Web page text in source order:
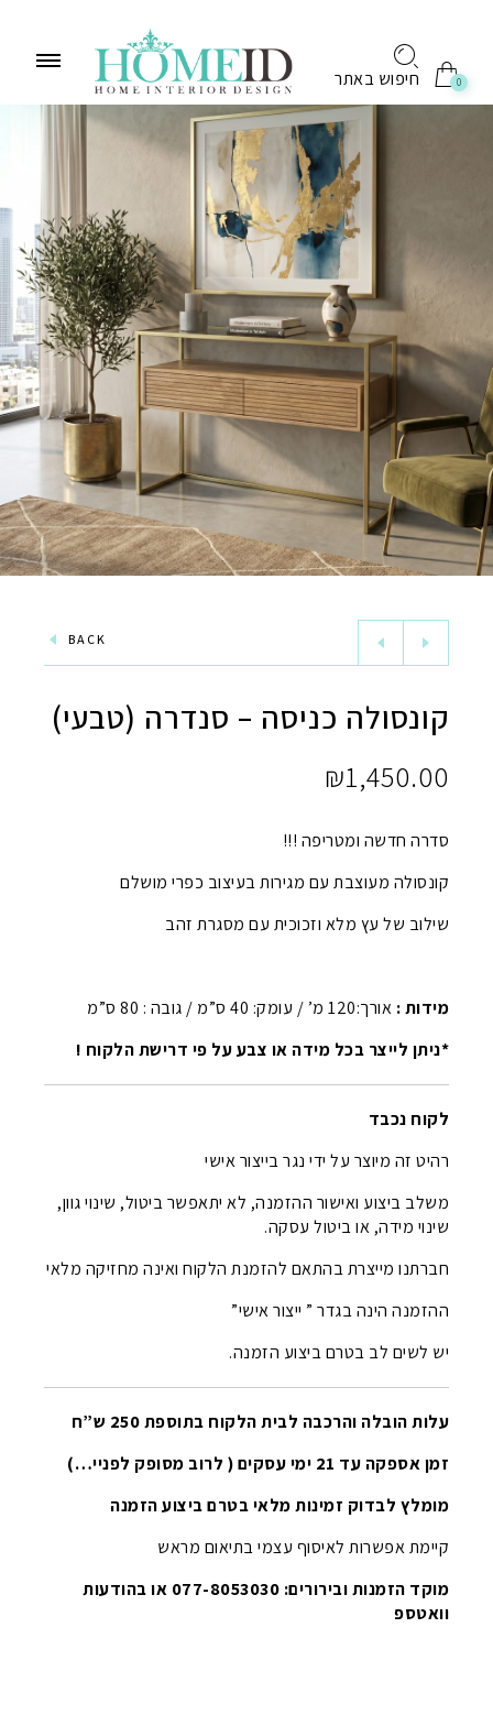
חיפוש באתר 0
BACK
קונסולה כניסה – סנדרה (טבעי)
₪1,450.00
סדרה חדשה ומטריפה !!!
קונסולה מעוצבת עם מגירות בעיצוב כפרי מושלם
שילוב של עץ מלא וזכוכית עם מסגרת זהב
מידות : אורך:120 מ’ / עומק: 40 ס”מ / גובה : 80 ס”מ
*ניתן לייצר בכל מידה או צבע על פי דרישת הלקוח !
לקוח נכבד
רהיט זה מיוצר על ידי נגר בייצור אישי
משלב ביצוע ואישור ההזמנה, לא יתאפשר ביטול, שינוי גוון,
שינוי מידה, או ביטול עסקה.
חברתנו מייצרת בהתאם להזמנת הלקוח ואינה מחזיקה מלאי
ההזמנה הינה בגדר ” ייצור אישי”
יש לשים לב בטרם ביצוע הזמנה.
עלות הובלה והרכבה לבית הלקוח בתוספת 250 ש”ח
זמן אספקה עד 21 ימי עסקים ( לרוב מסופק לפניי…)
מומלץ לבדוק זמינות מלאי בטרם ביצוע הזמנה
קיימת אפשרות לאיסוף עצמי בתיאום מראש
מוקד הזמנות ובירורים: 077-8053030 או בהודעות
וואטספ